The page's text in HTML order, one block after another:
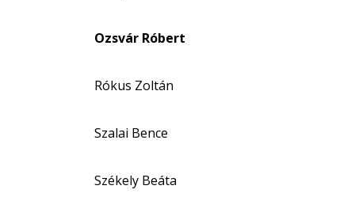
Ozsvár Róbert
Rókus Zoltán
Szalai Bence
Székely Beáta